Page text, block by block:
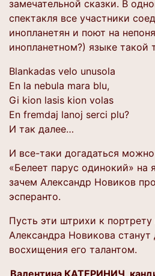
замечательной сказки. В
спектакля все участники
инопланетян и поют на
инопланетном?) языке такой
Blankadas velo unusola
En la nebula mara blu,
Gi kion lasis kion volas
En fremdaj lanoj serci plu?
И так далее…
И все-таки догадаться
«Белеет парус одинокий» на
зачем Александр Новиков
эсперанто.
Пусть эти штрихи к
Александра Новикова
восхищения его талантом.
Валентина КАТЕРИНИЧ,